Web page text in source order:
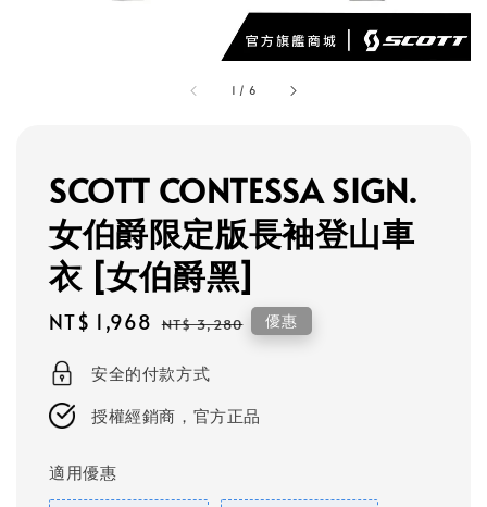
1 / 6
SCOTT CONTESSA SIGN.
女伯爵限定版長袖登山車
衣 [女伯爵黑]
Sale
NT$ 1,968 Regular
NT$ 3,280 優惠
安全的付款方式
授權經銷商，官方正品
適用優惠